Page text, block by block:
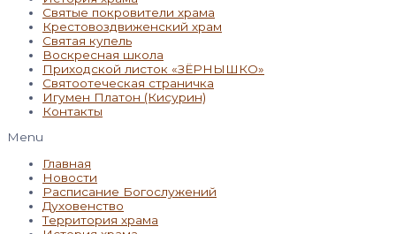
Святые покровители храма
Крестовоздвиженский храм
Святая купель
Воскресная школа
Приходской листок «ЗЁРНЫШКО»
Святоотеческая страничка
Игумен Платон (Кисурин)
Контакты
Menu
Главная
Новости
Расписание Богослужений
Духовенство
Территория храма